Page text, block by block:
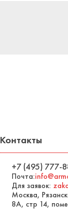
Контакты
+7 (495) 777-
Почта:
Для заявок:
Москва,
8А, стр 14,